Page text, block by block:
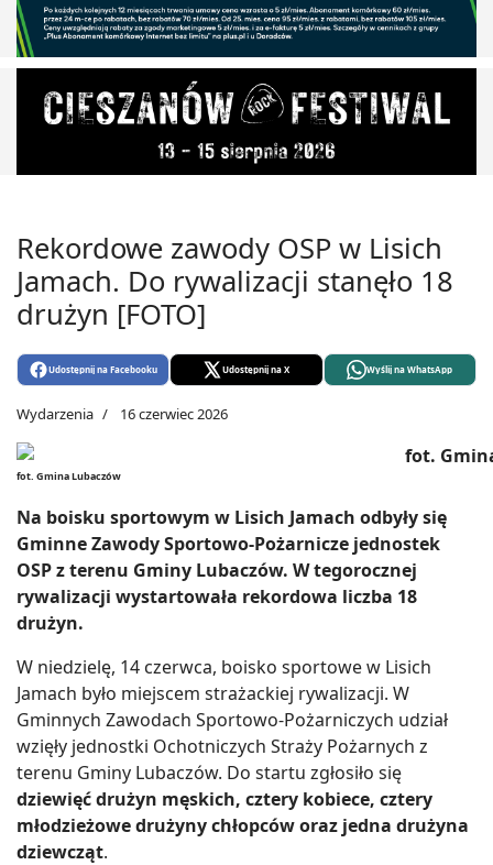
Rekordowe zawody OSP w Lisich
Jamach. Do rywalizacji stanęło 18
drużyn [FOTO]
Udostępnij na Facebooku Udostępnij na X Wyślij na WhatsApp
Wydarzenia 16 czerwiec 2026
fot. Gmina Lubaczów
Na boisku sportowym w Lisich Jamach odbyły się
Gminne Zawody Sportowo-Pożarnicze jednostek
OSP z terenu Gminy Lubaczów. W tegorocznej
rywalizacji wystartowała rekordowa liczba 18
drużyn.
W niedzielę, 14 czerwca, boisko sportowe w Lisich
Jamach było miejscem strażackiej rywalizacji. W
Gminnych Zawodach Sportowo-Pożarniczych udział
wzięły jednostki Ochotniczych Straży Pożarnych z
terenu Gminy Lubaczów. Do startu zgłosiło się
dziewięć drużyn męskich, cztery kobiece, cztery
młodzieżowe drużyny chłopców oraz jedna drużyna
dziewcząt.